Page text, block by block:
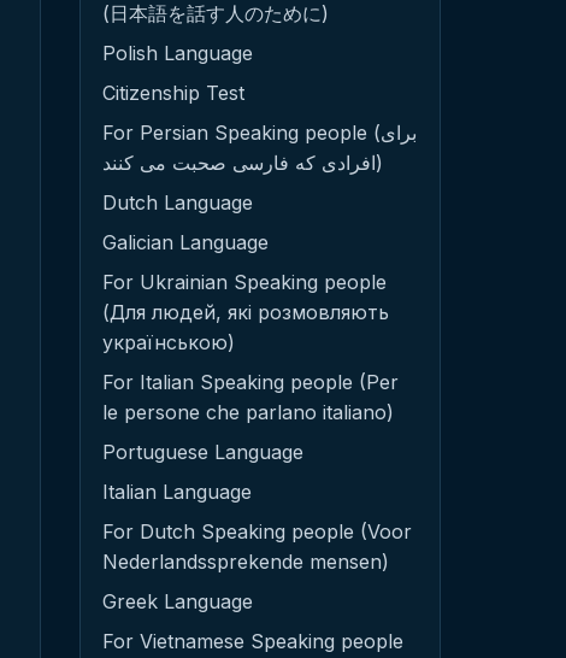
(日本語を話す人のために)
Polish Language
Citizenship Test
For Persian Speaking people (برای
افرادی که فارسی صحبت می کنند)
Dutch Language
Galician Language
For Ukrainian Speaking people
(Для людей, які розмовляють
українською)
For Italian Speaking people (Per
le persone che parlano italiano)
Portuguese Language
Italian Language
For Dutch Speaking people (Voor
Nederlandssprekende mensen)
Greek Language
For Vietnamese Speaking people